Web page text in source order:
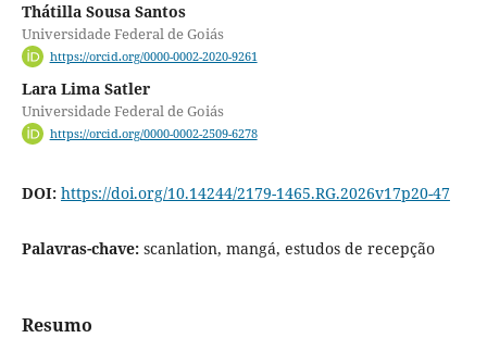
Thátilla Sousa Santos
Universidade Federal de Goiás
https://orcid.org/0000-0002-2020-9261
Lara Lima Satler
Universidade Federal de Goiás
https://orcid.org/0000-0002-2509-6278
DOI: https://doi.org/10.14244/2179-1465.RG.2026v17p20-47
Palavras-chave: scanlation, mangá, estudos de recepção
Resumo